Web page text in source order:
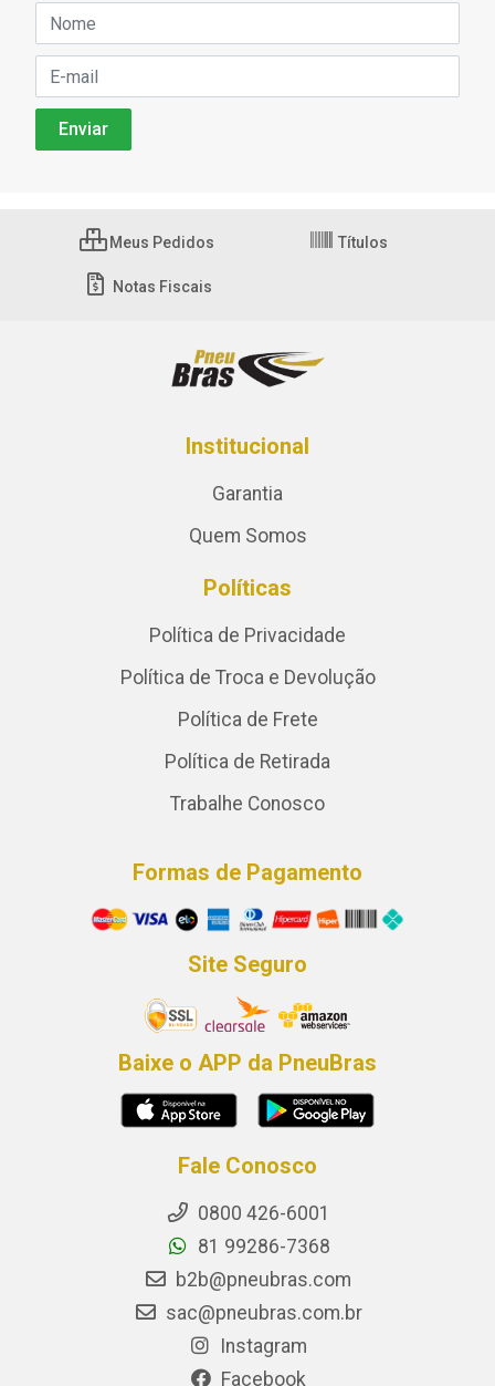
Meus Pedidos Títulos
Notas Fiscais
Institucional
Garantia
Quem Somos
Políticas
Política de Privacidade
Política de Troca e Devolução
Política de Frete
Política de Retirada
Trabalhe Conosco
Formas de Pagamento
Site Seguro
Baixe o APP da PneuBras
Fale Conosco
0800 426-6001
81 99286-7368
b2b@pneubras.com
sac@pneubras.com.br
Instagram
Facebook